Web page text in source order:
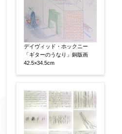
お客様情報をご入力くだ
▼
お名前 【必須】
フリガナ 【任意】
デイヴィッド・ホックニー
「ギターのうなり」銅版画
42.5×34.5cm